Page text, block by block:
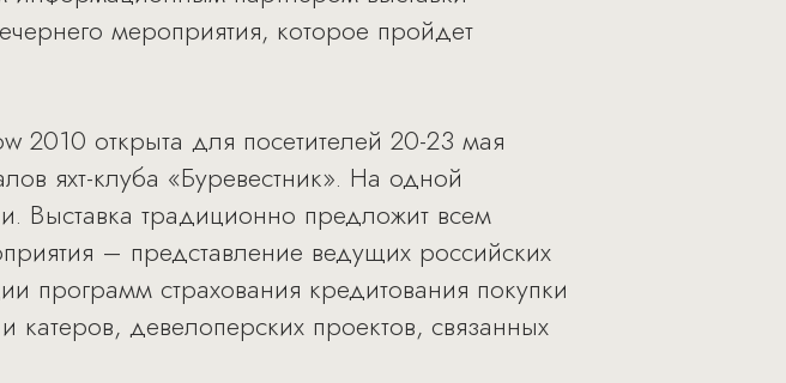
мероприятия, которое пройдет
2010 открыта для посетителей 20-23 мая
яхт-клуба «Буревестник». На одной
Выставка традиционно предложит всем
– представление ведущих российских
программ страхования кредитования покупки
девелоперских проектов, связанных